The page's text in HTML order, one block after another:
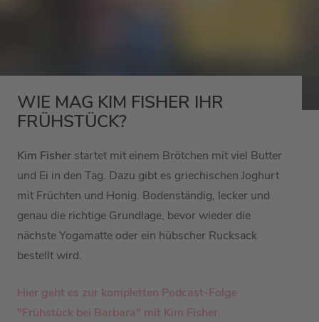
WIE MAG KIM FISHER IHR
FRÜHSTÜCK?
Kim Fisher startet mit einem Brötchen mit viel Butter
und Ei in den Tag. Dazu gibt es griechischen Joghurt
mit Früchten und Honig. Bodenständig, lecker und
genau die richtige Grundlage, bevor wieder die
nächste Yogamatte oder ein hübscher Rucksack
bestellt wird.
Hier geht es zur kompletten Podcast-Folge
"Frühstück bei Barbara" mit Kim Fisher.